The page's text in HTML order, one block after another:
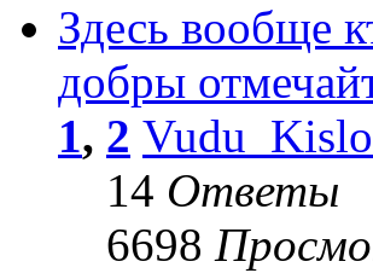
Здесь вообще
добры
1, 2
14 Ответы
6698